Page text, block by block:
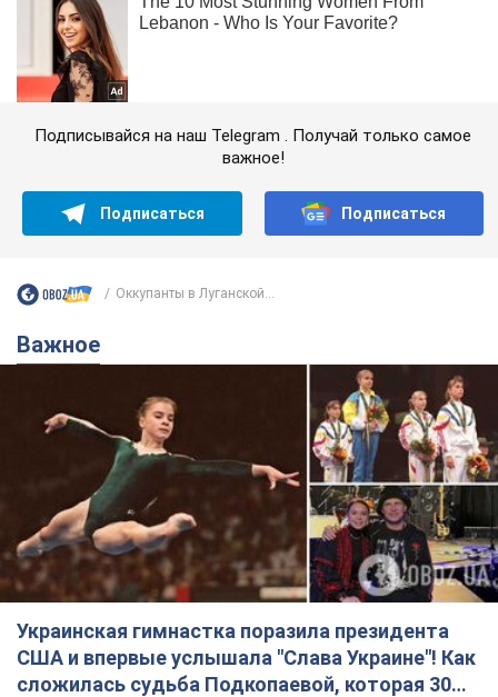
Подписывайся на наш Telegram . Получай только самое
важное!
Подписаться Подписаться
Оккупанты в Луганской...
Важное
Украинская гимнастка поразила президента
США и впервые услышала "Слава Украине"! Как
сложилась судьба Подкопаевой, которая 30